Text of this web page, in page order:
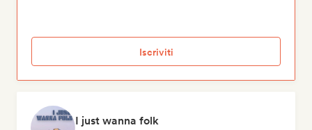
Iscriviti
I just wanna folk